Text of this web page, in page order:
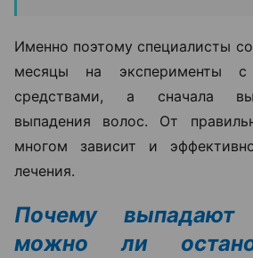
Именно поэтому специалисты
месяцы на эксперименты с
средствами, а сначала
выпадения волос. От
многом зависит и
лечения.
Почему
можно ли